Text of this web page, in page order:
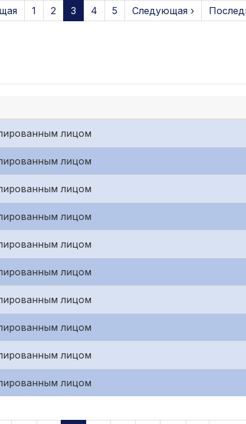
1 2 3 4 5 Следующая ›
лицом
лицом
лицом
лицом
лицом
лицом
лицом
лицом
лицом
лицом